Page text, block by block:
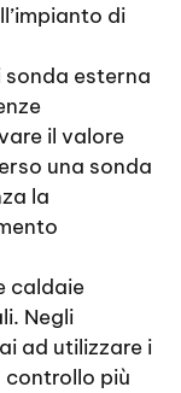
di
esterna
il valore
una sonda
la
caldaie
Negli
ad utilizzare i
controllo più